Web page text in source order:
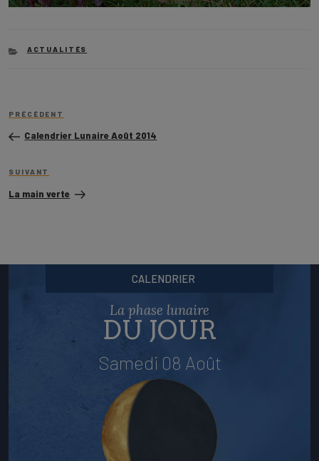
CATEGORIES
ACTUALITÉS
de
l’article
Article
PRÉCÉDENT
Calendrier Lunaire Août 2014
Article
SUIVANT
La main verte
CALENDRIER
La phase lunaire
DU JOUR
Samedi 08 Août